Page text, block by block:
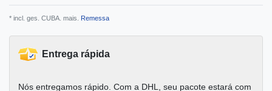
* incl. ges. CUBA. mais. Remessa
Entrega rápida
Nós entregamos rápido. Com a DHL, seu pacote estará com